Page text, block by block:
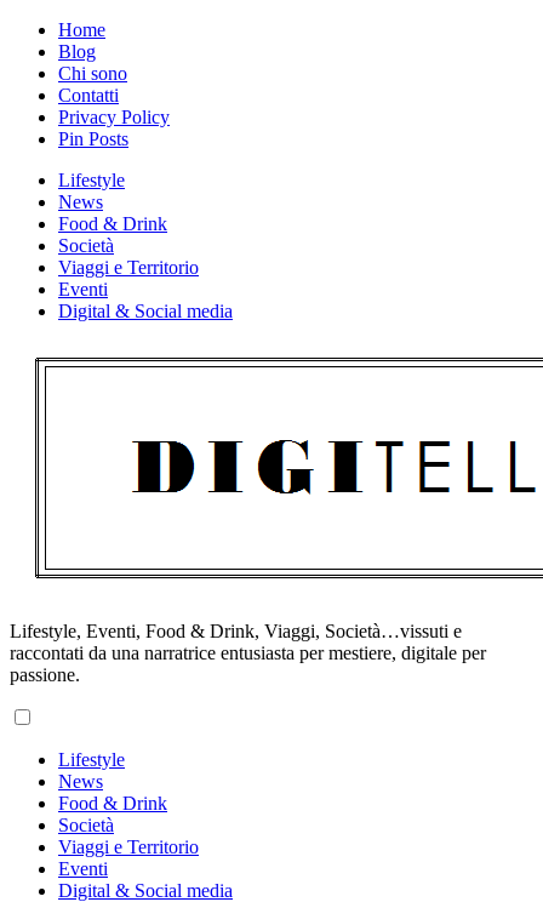
Skip
content
Home
Blog
Chi sono
Contatti
Privacy Policy
Pin Posts
Lifestyle
News
Food & Drink
Società
Viaggi e Territorio
Eventi
Digital & Social media
Lifestyle, Eventi, Food & Drink, Viaggi, Società…vissuti e
raccontati da una narratrice entusiasta per mestiere, digitale per
passione.
Menu
Lifestyle
News
Food & Drink
Società
Viaggi e Territorio
Eventi
Digital & Social media